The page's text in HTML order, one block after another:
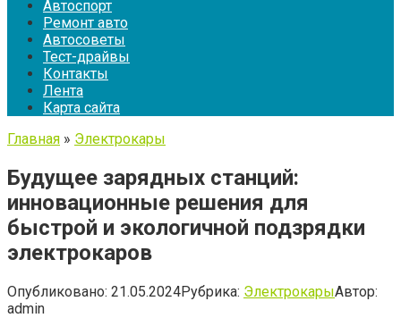
Автоспорт
Ремонт авто
Автосоветы
Тест-драйвы
Контакты
Лента
Карта сайта
Главная » Электрокары
Будущее зарядных станций:
инновационные решения для
быстрой и экологичной подзрядки
электрокаров
Опубликовано: 21.05.2024Рубрика: ЭлектрокарыАвтор:
admin